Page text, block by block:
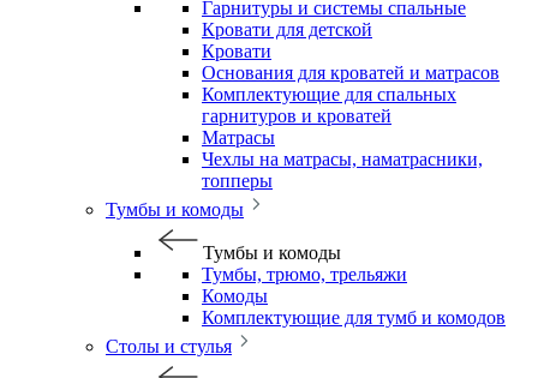
Гарнитуры и системы спальные
Кровати для детской
Кровати
Основания для кроватей и матрасов
Комплектующие для спальных
гарнитуров и кроватей
Матрасы
Чехлы на матрасы, наматрасники,
топперы
Тумбы и комоды
Тумбы и комоды
Тумбы, трюмо, трельяжи
Комоды
Комплектующие для тумб и комодов
Столы и стулья